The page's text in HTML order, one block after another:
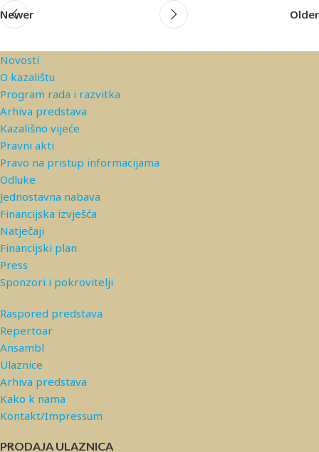
Newer Older
Novosti
O kazalištu
Program rada i razvitka
Arhiva predstava
Kazališno vijeće
Pravni akti
Pravo na pristup informacijama
Odluke
Jednostavna nabava
Financijska izvješća
Natječaji
Financijski plan
Press
Sponzori i pokrovitelji
Raspored predstava
Repertoar
Ansambl
Ulaznice
Arhiva predstava
Kako k nama
Kontakt/Impressum
PRODAJA ULAZNICA